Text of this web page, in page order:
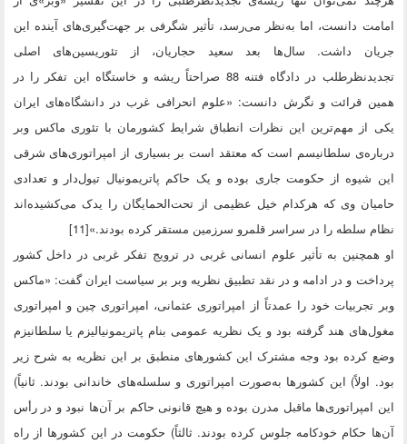
امامت دانست، اما به‌نظر می‌رسد، تأثیر شگرفی بر جهت‌گیری‌های آینده این
جریان داشت. سال‌ها بعد سعید حجاریان، از تئوریسین‌های اصلی
تجدیدنظرطلب در دادگاه فتنه 88 صراحتاً ریشه و خاستگاه این تفکر را در
همین قرائت و نگرش دانست: «علوم انحرافی غرب در دانشگاه‌های ایران
یکی از مهم‌ترین این نظرات انطباق شرایط کشورمان با تئوری ماکس وبر
درباره‌ی سلطانیسم است که معتقد است بر بسیاری از امپراتوری‌های شرقی
این شیوه از حکومت جاری بوده و یک حاکم پاتریمونیال تیول‌دار و تعدادی
حامیان وی که هرکدام خیل عظیمی از تحت‌الحمایگان را یدک می‌کشیده‌اند
نظام سلطه را در سراسر قلمرو سرزمین مستقر کرده بودند.»[11]
او همچنین به تأثیر علوم انسانی غربی در ترویج تفکر غربی در داخل کشور
پرداخت و در ادامه و در نقد تطبیق نظریه وبر بر سیاست ایران گفت: «ماکس
وبر تجربیات خود را عمدتاً از امپراتوری عثمانی، امپراتوری چین و امپراتوری
مغول‌های هند گرفته بود و یک نظریه عمومی بنام پاتریمونیالیزم یا سلطانیزم
وضع کرده بود وجه مشترک این کشورهای منطبق بر این نظریه به شرح زیر
بود. اولاً) این کشورها به‌صورت امپراتوری و سلسله‌های خاندانی بودند. ثانیاً)
این امپراتوری‌ها ماقبل مدرن بوده و هیچ قانونی حاکم بر آن‌ها نبود و در رأس
آن‌ها حکام خودکامه جلوس کرده بودند. ثالثاً) حکومت در این کشورها از راه